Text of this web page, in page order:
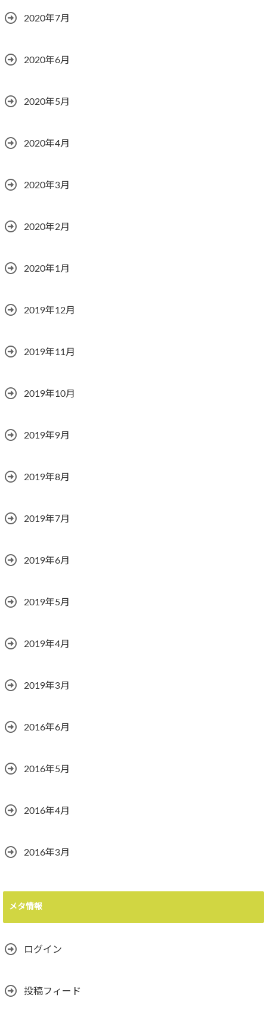
2020年7月
2020年6月
2020年5月
2020年4月
2020年3月
2020年2月
2020年1月
2019年12月
2019年11月
2019年10月
2019年9月
2019年8月
2019年7月
2019年6月
2019年5月
2019年4月
2019年3月
2016年6月
2016年5月
2016年4月
2016年3月
メタ情報
ログイン
投稿フィード